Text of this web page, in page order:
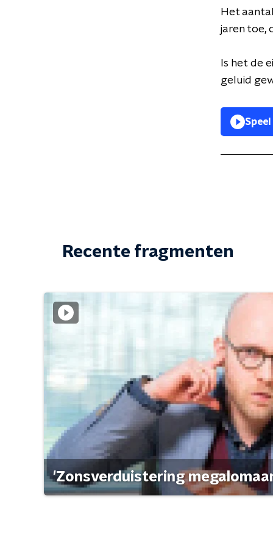
Het aant
jaren toe,
Is het de
geluid
Recente fragmenten
'Zonsverduistering